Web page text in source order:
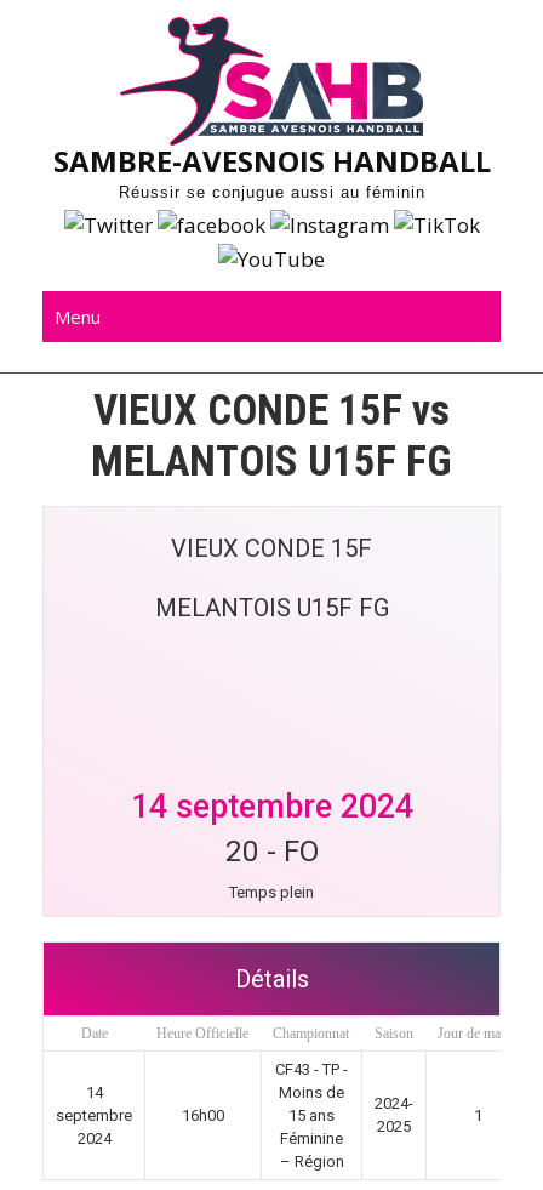
SAMBRE-AVESNOIS HANDBALL
Réussir se conjugue aussi au féminin
Menu
VIEUX CONDE 15F vs
MELANTOIS U15F FG
VIEUX CONDE 15F
MELANTOIS U15F FG
14 septembre 2024
20 - FO
Temps plein
Détails
Date Heure Officielle Championnat Saison Jour de match
14
septembre
2024
16h00
CF43 - TP -
Moins de
15 ans
Féminine
– Région
2024-
2025
1